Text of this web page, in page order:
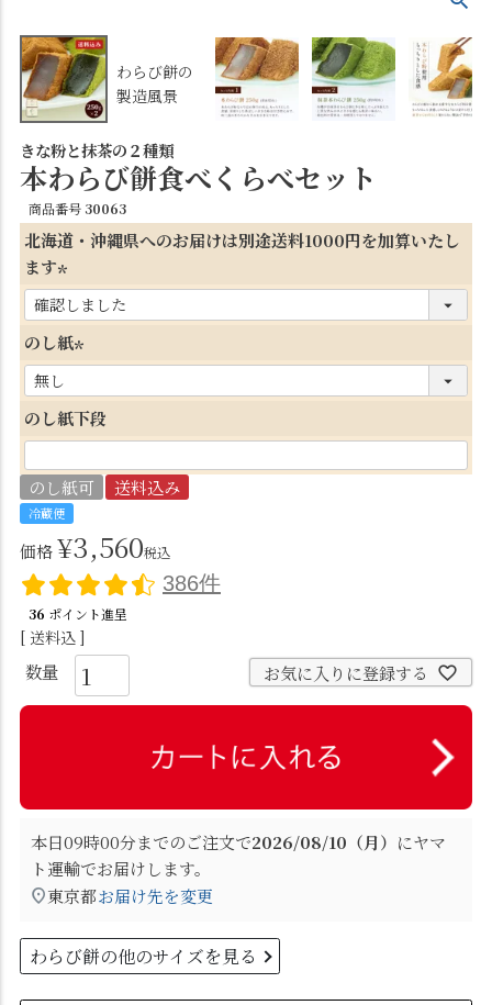
わらび餅の
製造風景
きな粉と抹茶の２種類
本わらび餅食べくらべセット
商品番号 30063
北海道・沖縄県へのお届けは別途送料1000円を加算いたし
ます
(
必
須
)
のし紙
必
須
のし紙下段
のし紙可 送料込み
冷蔵便
価格¥3,560税込
386件
36 ポイント進呈
送料込
お気に入りに登録する
本日09時00分までのご注文で2026/08/10（月） にヤマ
ト運輸でお届けします。
東京都お届け先を変更
わらび餅の他のサイズを見る